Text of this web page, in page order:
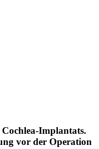
Implantats.
vor der Operation